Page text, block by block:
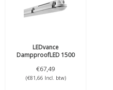
LEDvance
DampproofLED 1500
1500mm
€67,49
(€81,66 Incl. btw)